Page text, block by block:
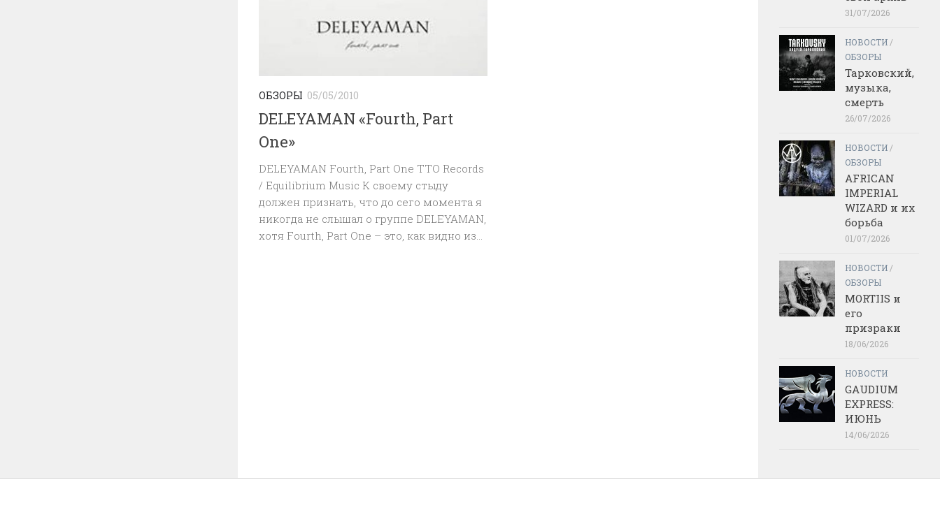
ОБЗОРЫ 05/05/2010
DELEYAMAN «Fourth, Part
One»
DELEYAMAN Fourth, Part One TTO Records
/ Equilibrium Music К своему стыду
должен признать, что до сего момента я
никогда не слышал о группе DELEYAMAN,
хотя Fourth, Part One – это, как видно из...
31/07/2026
НОВОСТИ /
ОБЗОРЫ
Тарковский,
музыка,
смерть
26/07/2026
НОВОСТИ /
ОБЗОРЫ
AFRICAN
IMPERIAL
WIZARD и их
борьба
01/07/2026
НОВОСТИ /
ОБЗОРЫ
MORTIIS и
его
призраки
18/06/2026
НОВОСТИ
GAUDIUM
EXPRESS:
ИЮНЬ
14/06/2026